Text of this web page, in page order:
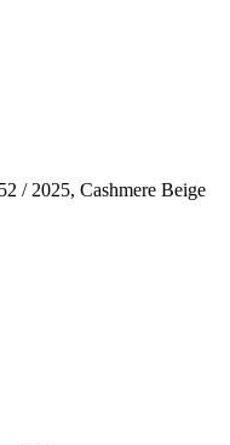
/ 2025, Cashmere Beige